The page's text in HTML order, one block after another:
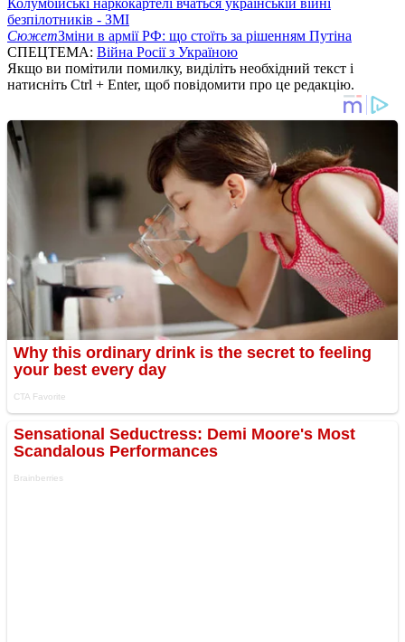
безпілотників - ЗМІ
СюжетЗміни в армії РФ: що стоїть за рішенням Путіна
СПЕЦТЕМА: Війна Росії з Україною
Якщо ви помітили помилку, виділіть необхідний текст і
натисніть Ctrl + Enter, щоб повідомити про це редакцію.